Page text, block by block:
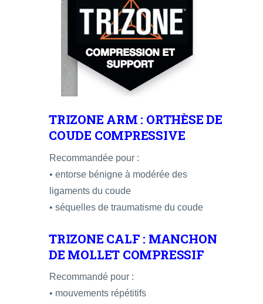
TRIZONE ARM : ORTHÈSE DE
COUDE COMPRESSIVE
Recommandée pour :
• entorse bénigne à modérée des
ligaments du coude
• séquelles de traumatisme du coude
TRIZONE CALF : MANCHON
DE MOLLET COMPRESSIF
Recommandé pour :
• mouvements répétitifs